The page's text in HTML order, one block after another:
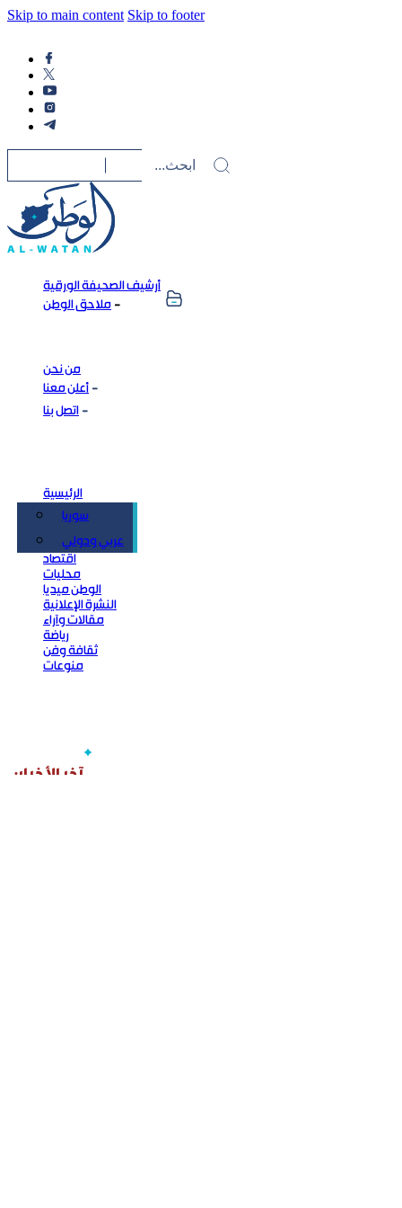
Skip to main content Skip to footer
أرشيف الصحيفة الورقية
ملاحق الوطن
من نحن
أعلن معنا
اتصل بنا
الرئيسية
سوريا
عربي ودولي
اقتصاد
محليات
الوطن ميديا
النشرة الإعلانية
مقالات وآراء
رياضة
ثقافة وفن
منوعات